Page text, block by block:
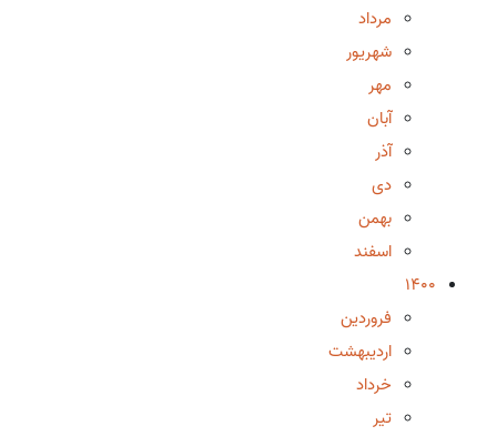
مرداد
شهریور
مهر
آبان
آذر
دی
بهمن
اسفند
1400
فروردین
اردیبهشت
خرداد
تیر